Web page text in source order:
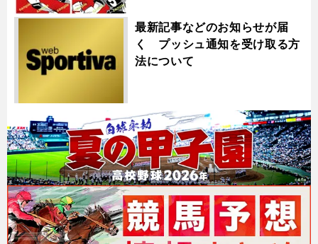
最新記事などのお知らせが届
く プッシュ通知を受け取る方
法について